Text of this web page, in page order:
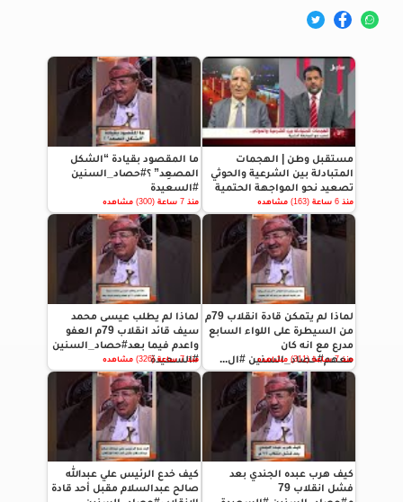
مستقبل وطن | الهجمات
المتبادلة بين الشرعية والحوثي
تصعيد نحو المواجهة الحتمية
منذ 6 ساعة (163) مشاهده
ما المقصود بقيادة “الشكل
المصعِد” ؟#حصاد_السنين
#السعيدة
منذ 7 ساعة (300) مشاهده
لماذا لم يتمكن قادة انقلاب 79م
من السيطرة على اللواء السابع
مدرع مع انه كان
معهم#حصاد_السنين #ال...
منذ 7 ساعة (311) مشاهده
لماذا لم يطلب عيسى محمد
سيف قائد انقلاب 79م العفو
واعدم فيما بعد#حصاد_السنين
#السعيدة
منذ 7 ساعة (326) مشاهده
كيف هرب عبده الجندي بعد
فشل انقلاب 79
كيف خدع الرئيس علي عبدالله
صالح عبدالسلام مقبل أحد قادة